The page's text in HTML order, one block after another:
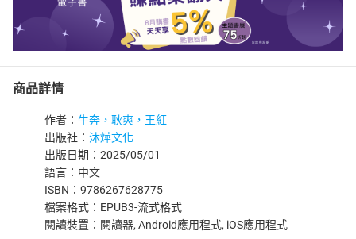
商品詳情
作者： 牛奔，耿爽，王紅
出版社： 沐燁文化
出版日期：2025/05/01
語言：中文
ISBN：9786267628775
檔案格式：EPUB3-流式格式
閱讀裝置：閱讀器, Android應用程式, iOS應用程式